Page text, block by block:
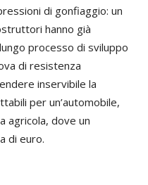
di gonfiaggio: un
hanno già
processo di sviluppo
di resistenza
inservibile la
per un’automobile,
agricola, dove un
di euro.